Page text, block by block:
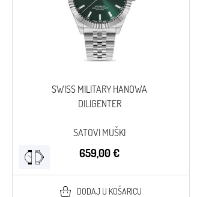
SWISS MILITARY HANOWA
DILIGENTER
SATOVI MUŠKI
659,00 €
DODAJ U KOŠARICU